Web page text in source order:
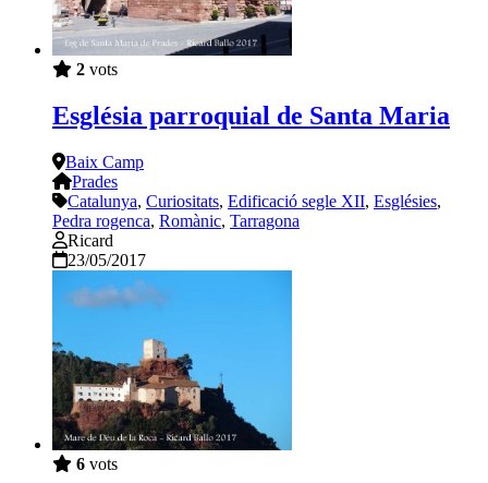
2 vots
Església parroquial de Santa Maria
Baix Camp
Prades
Catalunya, Curiositats, Edificació segle XII, Esglésies,
Pedra rogenca, Romànic, Tarragona
Ricard
23/05/2017
6 vots